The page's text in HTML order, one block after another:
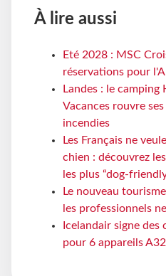
À lire aussi
Eté 2028 : MSC
réservations pour
Landes : le
Vacances rouvre
incendies
Les Français ne
chien : découvrez
les plus “dog-
Le nouveau
les professionnels
Icelandair signe
pour 6 appareils